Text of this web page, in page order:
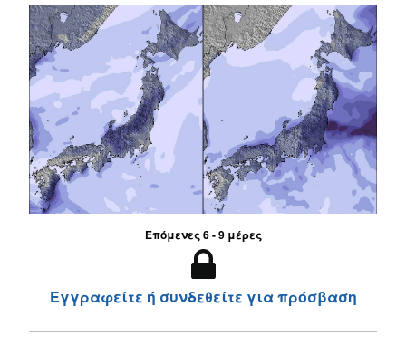
Επόμενες 6 - 9 μέρες
Εγγραφείτε ή συνδεθείτε για πρόσβαση